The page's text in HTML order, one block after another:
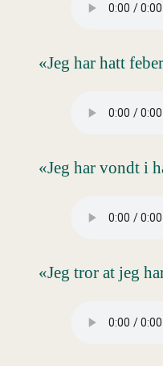
«Jeg har hatt
«Jeg har vondt i
«Jeg tror at jeg